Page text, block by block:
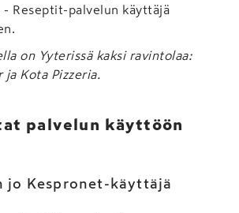
- Reseptit-palvelun käyttäjä
on Yyterissä kaksi ravintolaa:
ja Kota Pizzeria.
palvelun käyttöön
jo Kespronet-käyttäjä